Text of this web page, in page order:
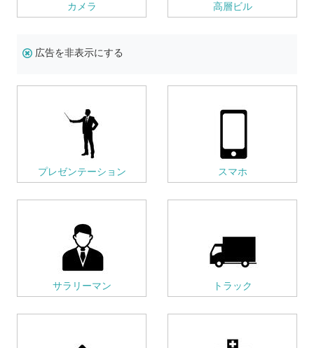
カメラ 高層ビル
広告を非表示にする
プレゼンテーション スマホ
サラリーマン トラック